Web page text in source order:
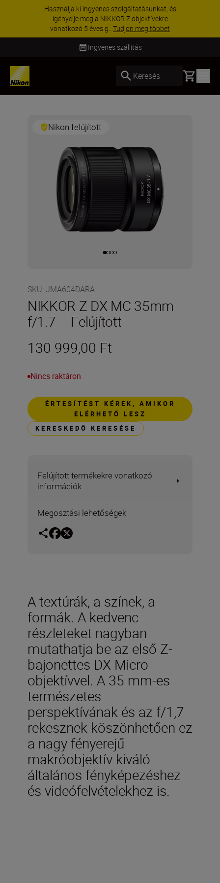
szolgáltatásunkat, és
Z objektívekre
Tudjon meg többet
KIEGÉSZÍTŐKRE
kedvezmény
egészítse ki még
Ingyenes szállítás
Keresés Basket
Nikon felújított
SKU: JMA604DARA
NIKKOR Z DX MC 35mm
f/1.7 – Felújított
130 999,00 Ft
Nincs raktáron
ÉRTESÍTÉST KÉREK, AMIKOR
ELÉRHETŐ LESZ
KERESKEDŐ KERESÉSE
Felújított termékekre vonatkozó
információk
Megosztási lehetőségek
A textúrák, a színek, a
formák. A kedvenc
részleteket nagyban
mutathatja be az első Z-
bajonettes DX Micro
objektívvel. A 35 mm-es
természetes
perspektívának és az f/1,7
rekesznek köszönhetően ez
a nagy fényerejű
makróobjektív kiváló
általános fényképezéshez
és videófelvételekhez is.